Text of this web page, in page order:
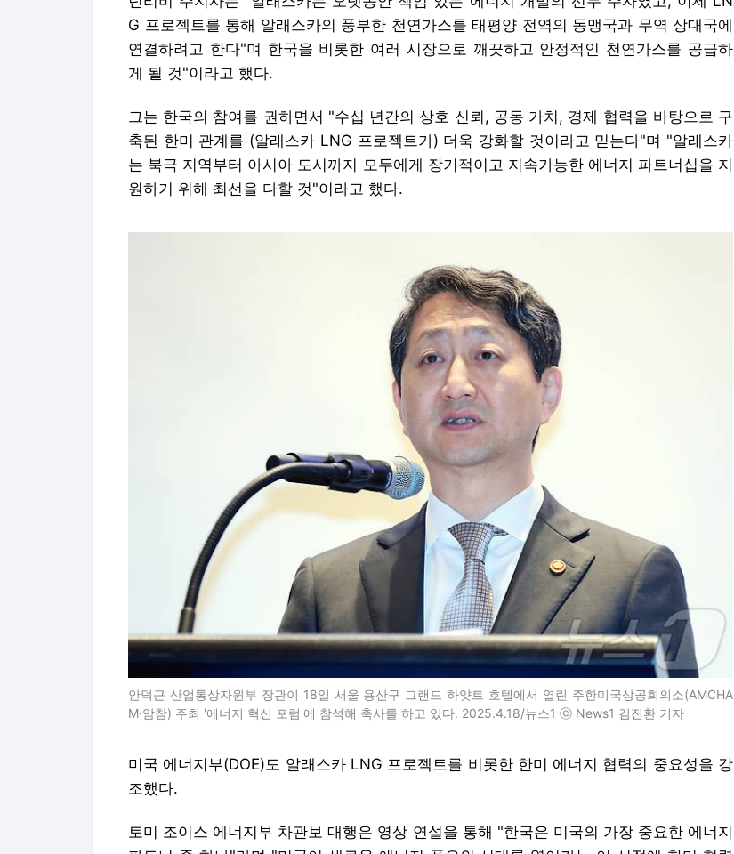
G 프로젝트를 통해 알래스카의 풍부한 천연가스를 태평양 전역의 동맹국과 무역 상대국에
연결하려고 한다"며 한국을 비롯한 여러 시장으로 깨끗하고 안정적인 천연가스를 공급하
게 될 것"이라고 했다.
그는 한국의 참여를 권하면서 "수십 년간의 상호 신뢰, 공동 가치, 경제 협력을 바탕으로 구
축된 한미 관계를 (알래스카 LNG 프로젝트가) 더욱 강화할 것이라고 믿는다"며 "알래스카
는 북극 지역부터 아시아 도시까지 모두에게 장기적이고 지속가능한 에너지 파트너십을 지
원하기 위해 최선을 다할 것"이라고 했다.
안덕근 산업통상자원부 장관이 18일 서울 용산구 그랜드 하얏트 호텔에서 열린 주한미국상공회의소(AMCHA
M·암참) 주최 '에너지 혁신 포럼'에 참석해 축사를 하고 있다. 2025.4.18/뉴스1 ⓒ News1 김진환 기자
미국 에너지부(DOE)도 알래스카 LNG 프로젝트를 비롯한 한미 에너지 협력의 중요성을 강
조했다.
토미 조이스 에너지부 차관보 대행은 영상 연설을 통해 "한국은 미국의 가장 중요한 에너지